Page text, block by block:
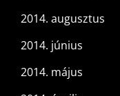
2014. augusztus
2014. június
2014. május